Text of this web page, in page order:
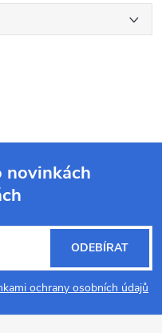
novinkách
ochrany osobních údajů
ODEBÍRAT